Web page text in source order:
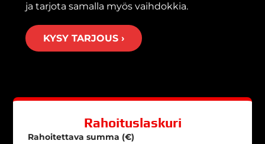
ja tarjota samalla myös vaihdokkia.
KYSY TARJOUS ›
Rahoituslaskuri
Rahoitettava summa (€)